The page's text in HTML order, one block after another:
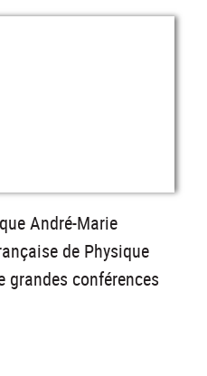
André-Marie
de Physique
grandes conférences